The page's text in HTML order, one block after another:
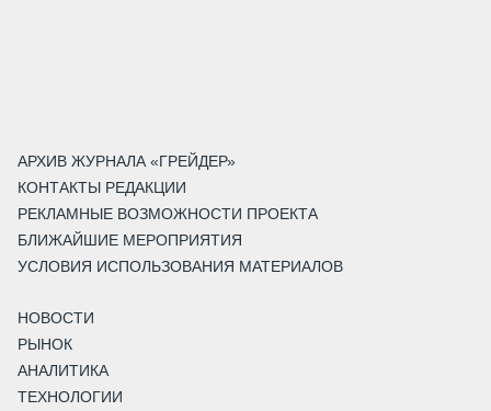
АРХИВ ЖУРНАЛА «ГРЕЙДЕР»
КОНТАКТЫ РЕДАКЦИИ
РЕКЛАМНЫЕ ВОЗМОЖНОСТИ ПРОЕКТА
БЛИЖАЙШИЕ МЕРОПРИЯТИЯ
УСЛОВИЯ ИСПОЛЬЗОВАНИЯ МАТЕРИАЛОВ
НОВОСТИ
РЫНОК
АНАЛИТИКА
ТЕХНОЛОГИИ